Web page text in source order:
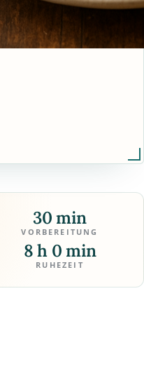
30 min
VORBEREITUNG
8 h 0 min
RUHEZEIT